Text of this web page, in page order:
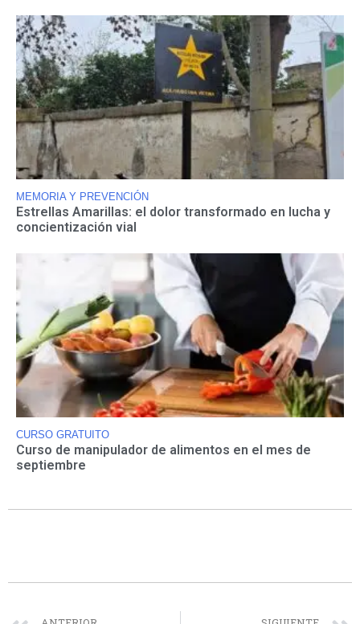
MEMORIA Y PREVENCIÓN
Estrellas Amarillas: el dolor transformado en lucha y
concientización vial
CURSO GRATUITO
Curso de manipulador de alimentos en el mes de
septiembre